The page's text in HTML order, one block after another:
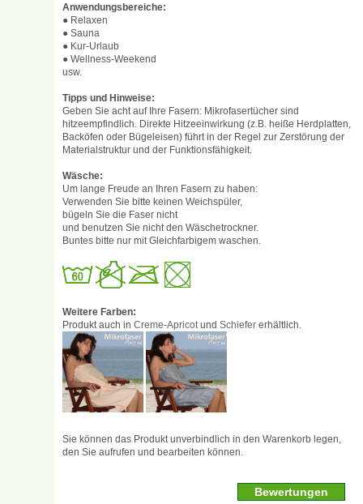
Anwendungsbereiche:
● Relaxen
● Sauna
● Kur-Urlaub
● Wellness-Weekend
usw.
Tipps und Hinweise:
Geben Sie acht auf Ihre Fasern: Mikrofasertücher sind
hitzeempfindlich. Direkte Hitzeeinwirkung (z.B. heiße Herdplatten,
Backöfen oder Bügeleisen) führt in der Regel zur Zerstörung der
Materialstruktur und der Funktionsfähigkeit.
Wäsche:
Um lange Freude an Ihren Fasern zu haben:
Verwenden Sie bitte keinen Weichspüler,
bügeln Sie die Faser nicht
und benutzen Sie nicht den Wäschetrockner.
Buntes bitte nur mit Gleichfarbigem waschen.
Weitere Farben:
Produkt auch inCreme-ApricotundSchiefer erhältlich.
Sie können das Produkt unverbindlich in den Warenkorb legen,
den Sie aufrufen und bearbeiten können.
Bewertungen